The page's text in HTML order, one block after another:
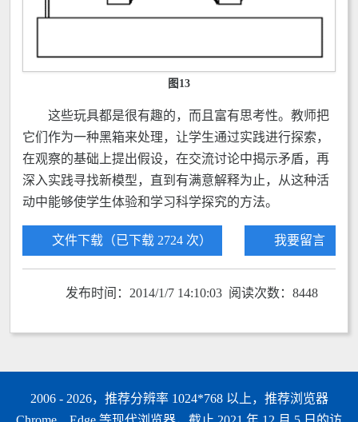
图13
这些玩具都是很有趣的，而且富有思考性。教师把
它们作为一种黑箱来处理，让学生通过实践进行探索，
在观察的基础上提出假设，在交流讨论中揭示矛盾，再
深入实践寻找新模型，直到有满意解释为止，从这种活
动中能够使学生体验和学习科学探究的方法。
文件下载（已下载 2724 次） 我要留言
发布时间：2014/1/7 14:10:03 阅读次数：8448
2006 - 2026，推荐分辨率 1024*768 以上，推荐浏览器